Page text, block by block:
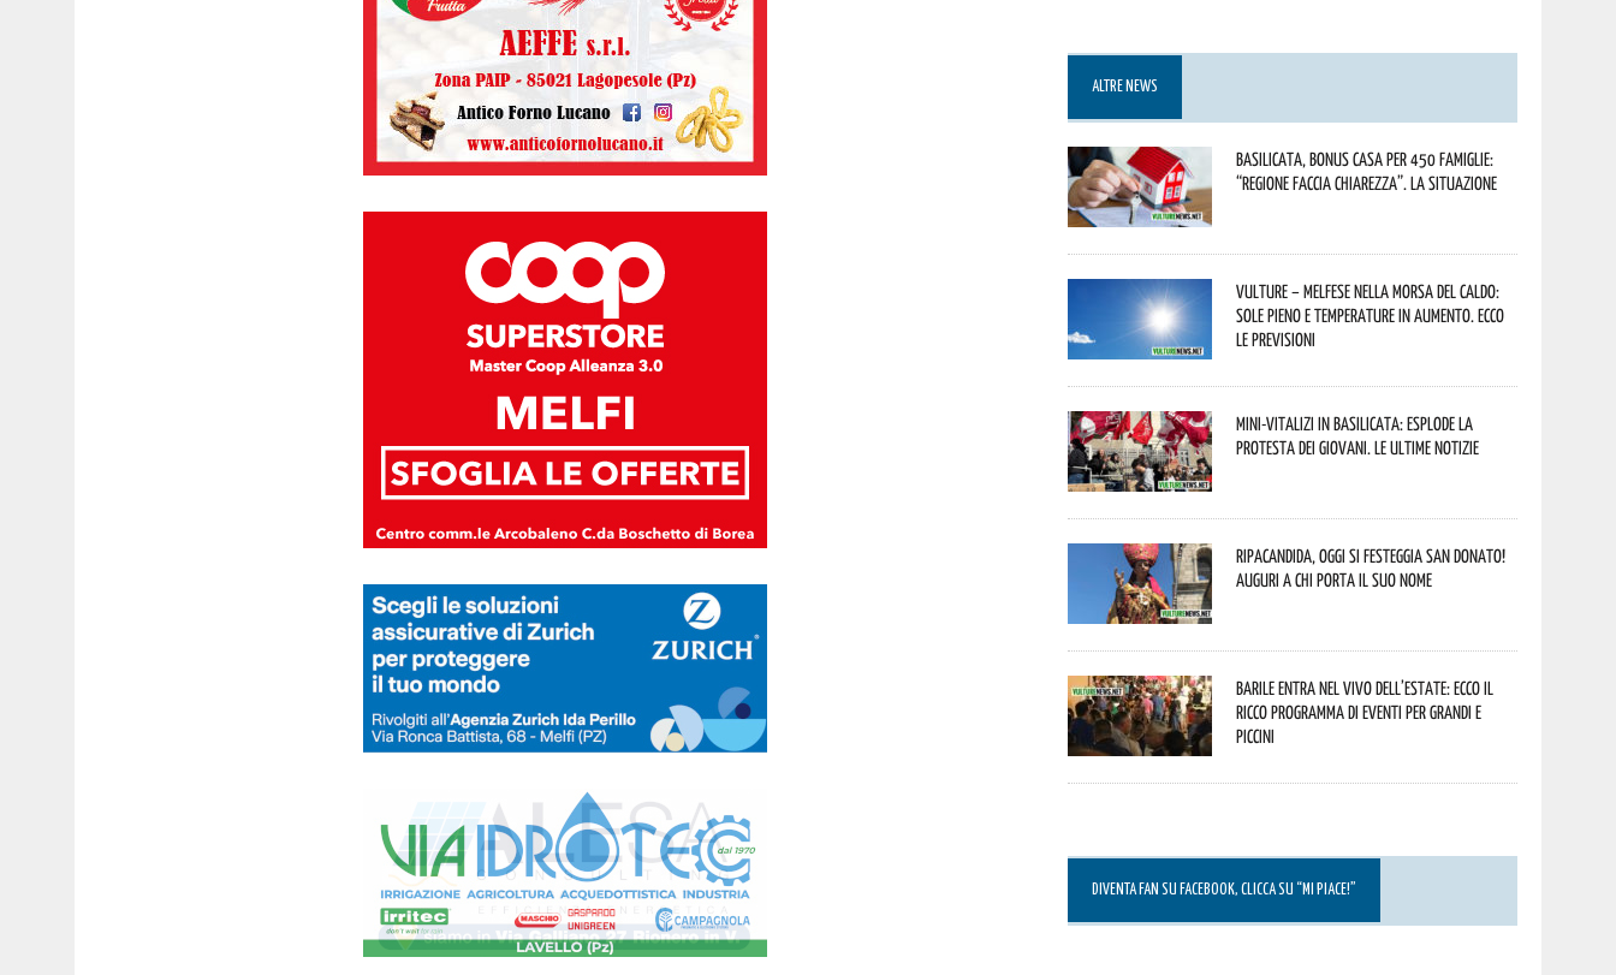
ALTRE NEWS
Basilicata, Bonus casa per 450 famiglie:
“Regione faccia chiarezza”. La situazione
Vulture – melfese nella morsa del caldo:
sole pieno e temperature in aumento. Ecco
le previsioni
Mini-vitalizi in Basilicata: esplode la
protesta dei giovani. Le ultime notizie
Ripacandida, oggi si festeggia San Donato!
Auguri a chi porta il suo nome
Barile entra nel vivo dell’estate: ecco il
ricco programma di eventi per grandi e
piccini
DIVENTA FAN SU FACEBOOK, CLICCA SU “MI PIACE!”